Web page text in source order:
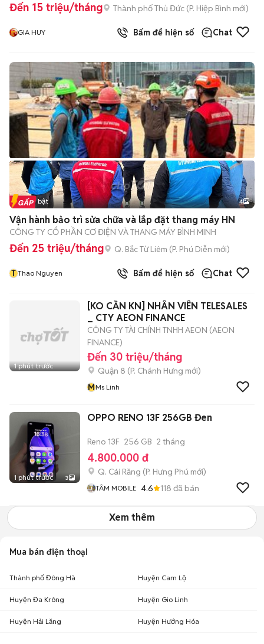
Đến 15 triệu/tháng Thành phố Thủ Đức (P. Hiệp Bình mới)
GIA HUY Bấm để hiện số Chat
Tin nổi bật 4
Vận hành bảo trì sửa chữa và lắp đặt thang máy HN
CÔNG TY CỔ PHẦN CƠ ĐIỆN VÀ THANG MÁY BÌNH MINH
Đến 25 triệu/tháng Q. Bắc Từ Liêm (P. Phú Diễn mới)
T Thao Nguyen Bấm để hiện số Chat
1 phút trước
[KO CẦN KN] NHÂN VIÊN TELESALES
_ CTY AEON FINANCE
CÔNG TY TÀI CHÍNH TNHH AEON (AEON
FINANCE)
Đến 30 triệu/tháng
Quận 8 (P. Chánh Hưng mới)
MMs Linh
1 phút trước 3
OPPO RENO 13F 256GB Đen
Reno 13F 256 GB 2 tháng
4.800.000 đ
Q. Cái Răng (P. Hưng Phú mới)
TÂM MOBILE 4.6 118 đã bán
Xem thêm
Mua bán điện thoại
Thành phố Đông Hà Huyện Cam Lộ
Huyện Đa Krông Huyện Gio Linh
Huyện Hải Lăng Huyện Hướng Hóa